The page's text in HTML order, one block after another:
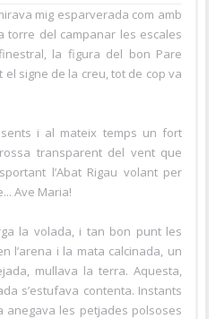
mig esparverada com amb
torre del campanar les escales
la figura del bon Pare
el signe de la creu, tot de cop va
i al mateix temps un fort
transparent del vent que
l’Abat Rigau volant per
Ave Maria!
la volada, i tan bon punt les
l’arena i la mata calcinada, un
mullava la terra. Aquesta,
s’estufava contenta. Instants
anegava les petjades polsoses